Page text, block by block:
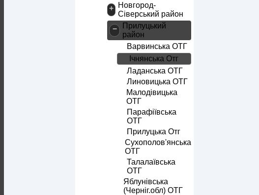
+
Новгород-
Сіверський район
−
Прилуцький
район
Варвинська ОТГ
Ічнянська Отг
Ладанська ОТГ
Линовицька ОТГ
Малодівицька
ОТГ
Парафіївська
ОТГ
Прилуцька Отг
Сухополов'янська
ОТГ
Талалаївська
ОТГ
Яблунівська
(Черніг.обл) ОТГ